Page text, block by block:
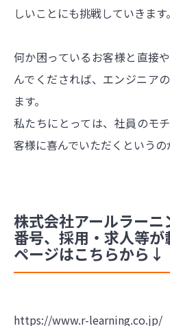
しいことにも挑戦していきます。
何か困っているお客様と直接
んでくだされば、エンジニア
ます。
私たちにとっては、社員のモ
客様に喜んでいただくというの
株式会社アールラー
番号、採用・求人等
ページはこちらから↓
https://www.r-learning.co.jp/